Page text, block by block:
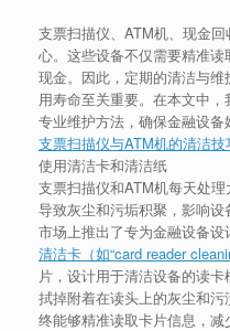
支票扫描仪、ATM机、现金
心。这些设备不仅需要精准
现金。因此，定期的清洁与
用寿命至关重要。在本文中
专业维护方法，确保金融设备
支票扫描仪与ATM机的清洁技
使用清洁卡和清洁纸
支票扫描仪和ATM机每天处
导致灰尘和污垢积聚，影响设
市场上推出了专为金融设备设
清洁卡（如“card reader
片，设计用于清洁设备的读
拭掉附着在读头上的灰尘和
终能够精准读取卡片信息，减